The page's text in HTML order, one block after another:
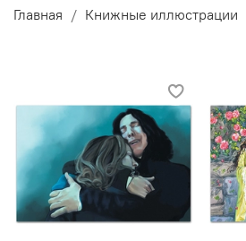
Главная Книжные иллюстрации